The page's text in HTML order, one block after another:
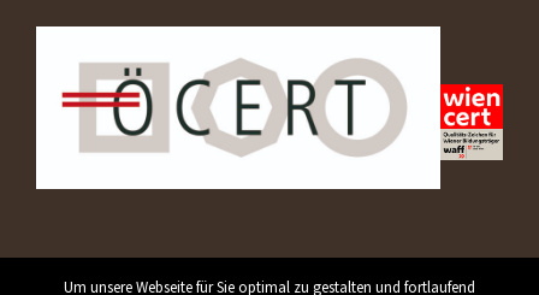
Um unsere Webseite für Sie optimal zu gestalten und fortlaufend